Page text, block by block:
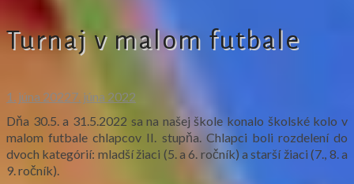
Turnaj v malom futbale
1. júna 20227. júna 2022
Dňa 30.5. a 31.5.2022 sa na našej škole konalo školské kolo v
malom futbale chlapcov II. stupňa. Chlapci boli rozdelení do
dvoch kategórií: mladší žiaci (5. a 6. ročník) a starší žiaci (7., 8. a
9. ročník).